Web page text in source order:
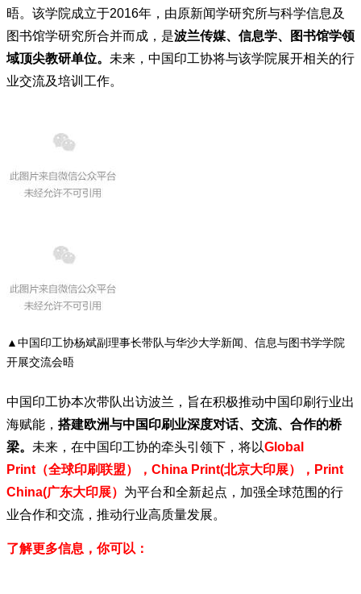
晤。该学院成立于2016年，由原新闻学研究所与科学信息及
图书馆学研究所合并而成，是波兰传媒、信息学、图书馆学领
域顶尖教研单位。 未来，中国印工协将与该学院展开相关的行
业交流及培训工作。
▲中国印工协杨斌副理事长带队与华沙大学新闻、信息与图书学学院
开展交流会晤
中国印工协本次带队出访波兰，旨在积极推动中国印刷行业出
海赋能， 搭建欧洲与中国印刷业深度对话、交流、合作的桥
梁。 未来，在中国印工协的牵头引领下，将以Global
Print（全球印刷联盟），China Print(北京大印展），Print
China(广东大印展） 为平台和全新起点，加强全球范围的行
业合作和交流，推动行业高质量发展。
了解更多信息，你可以：